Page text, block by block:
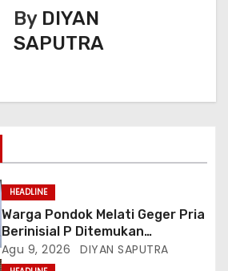
By DIYAN
SAPUTRA
HEADLINE
Warga Pondok Melati Geger Pria
Berinisial P Ditemukan
Meninggal Diduga Akibat
Tekanan Hutang
Agu 9, 2026 DIYAN SAPUTRA